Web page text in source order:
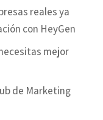
reales ya
con HeyGen
mejor
de Marketing